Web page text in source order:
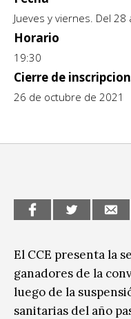
CCE en el interior/
Exposiciones
Formación
Género y Diversidad
Música
Jueves y viernes. Del
Horario
19:30
Cierre de
26 de octubre de 2021
El CCE presenta la
ganadores de la
luego de la
sanitarias del año